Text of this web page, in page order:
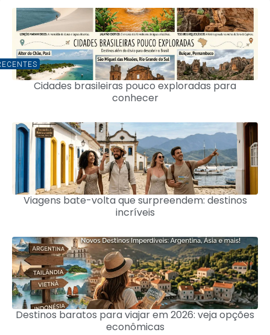
Cidades brasileiras pouco exploradas para
conhecer
Viagens bate-volta que surpreendem: destinos
incríveis
Destinos baratos para viajar em 2026: veja opções
econômicas